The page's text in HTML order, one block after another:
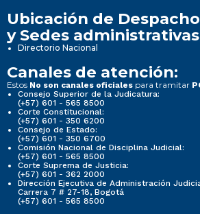
Ubicación de
y Sedes
Directorio Nacional
Canales de atención:
Estos No son canales oficiales para tramitar
Consejo Superior de la Judicatura:
(+57) 601 - 565 8500
Corte Constitucional:
(+57) 601 - 350 6200
Consejo de Estado:
(+57) 601 - 350 6700
Comisión Nacional de Disciplina Judicial:
(+57) 601 - 565 8500
Corte Suprema de Justicia:
(+57) 601 - 362 2000
Dirección Ejecutiva de Administración
Carrera 7 # 27-18, Bogotá
(+57) 601 - 565 8500